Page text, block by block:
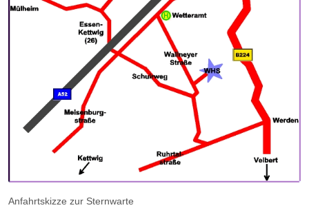
Anfahrtskizze zur Sternwarte